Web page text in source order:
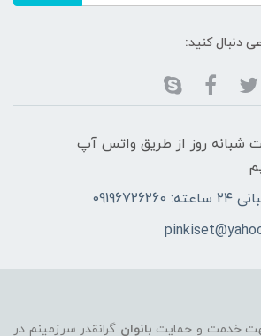
دنبال کنید:
، ۲۴ ساعت شبانه‌ روز از طریق واتس آپ
خدمت و حمایت بانوان گرانقدر سرزمینم در